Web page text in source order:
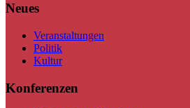
Neues
Veranstaltungen
Politik
Kultur
Konferenzen